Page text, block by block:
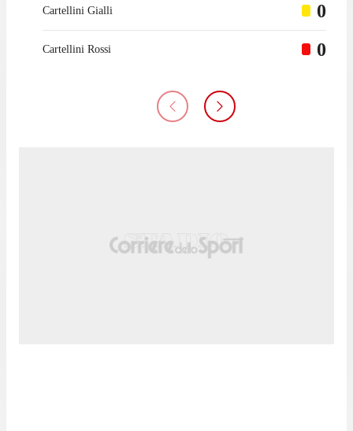
Cartellini Gialli 0
Cartellini Rossi 0